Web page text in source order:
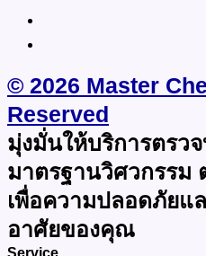
© 2026 Master
Reserved
มุ่งมั่นให้บริการตรว
มาตรฐานวิศวกรรม
เพื่อความปลอดภัยแ
อาศัยของคุณ
Service